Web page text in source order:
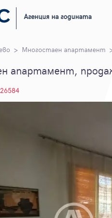
Агенция на годината
Многостаен апартамент
апартамент,